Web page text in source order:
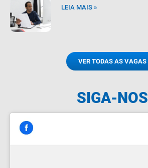
LEIA MAIS »
VER TODAS AS VAGAS
SIGA-NOS